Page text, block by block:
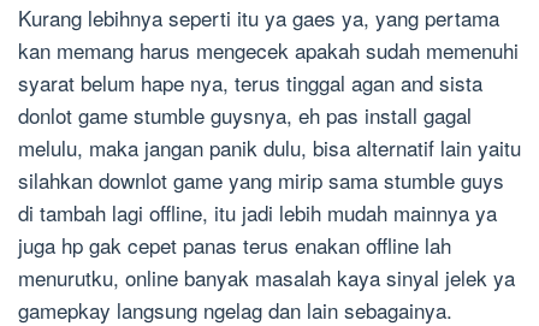
Kurang lebihnya seperti itu ya gaes ya, yang pertama
kan memang harus mengecek apakah sudah memenuhi
syarat belum hape nya, terus tinggal agan and sista
donlot game stumble guysnya, eh pas install gagal
melulu, maka jangan panik dulu, bisa alternatif lain yaitu
silahkan downlot game yang mirip sama stumble guys
di tambah lagi offline, itu jadi lebih mudah mainnya ya
juga hp gak cepet panas terus enakan offline lah
menurutku, online banyak masalah kaya sinyal jelek ya
gamepkay langsung ngelag dan lain sebagainya.